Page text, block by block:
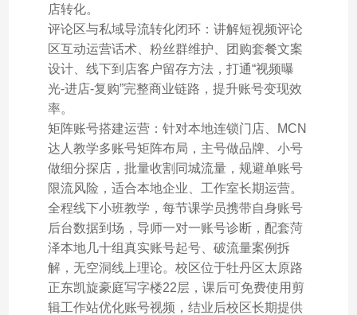
店转化。
评论区与私域导流转化闭环：讲解短视频评论
区互动运营话术、粉丝群维护、团购套餐文案
设计、线下到店客户留存方法，打通“视频曝
光-进店-复购”完整商业链路，提升账号变现效
率。
矩阵账号搭建运营：针对本地连锁门店、MCN
达人教学多账号矩阵布局，主号做品牌、小号
做细分探店，批量收割同城流量，规避单账号
限流风险，适合本地企业、工作室长期运营。
全程线下小班教学，每节课学员携带自身账号
后台数据到场，导师一对一账号诊断，配套菏
泽本地几十组真实账号起号、破流量案例拆
解，无空洞线上理论。校区位于牡丹区太原路
正东凯旋豪庭写字楼22层，课后可免费使用剪
辑工作站优化账号视频，结业后校区长期提供